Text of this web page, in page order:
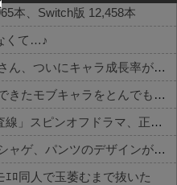
本、Switch版 12,458本
くて…♪
【朗報】 ファイアーエムブレムさん、ついにキャラ成長率がゲーム内で見れるようになる
【画像】 範馬勇次郎さん、挑んできたモブキャラをとんでもない目に合わせてしまう
佐藤二朗さん主演の「踊る大捜査線」スピンオフドラマ、正式に中止との報道
【朗報】 パンツが見える一般ソシャゲ、パンツのデザインが上方修正される
ｴﾛ同人で玉萎むまで抜いた